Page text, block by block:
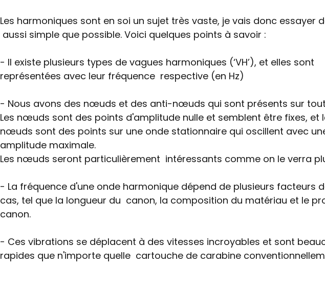
Les harmoniques sont en soi un sujet très vaste, je vais donc essayer
aussi simple que possible. Voici quelques points à savoir :
- Il existe plusieurs types de vagues harmoniques (‘VH’), et elles sont
représentées avec leur fréquence  respective (en Hz)
- Nous avons des nœuds et des anti-nœuds qui sont présents sur
Les nœuds sont des points d'amplitude nulle et semblent être fixes, et
nœuds sont des points sur une onde stationnaire qui oscillent avec
amplitude maximale.
Les nœuds seront particulièrement  intéressants comme on le verra
- La fréquence d'une onde harmonique dépend de plusieurs facteurs
cas, tel que la longueur du  canon, la composition du matériau et le
canon.
- Ces vibrations se déplacent à des vitesses incroyables et sont
rapides que n'importe quelle  cartouche de carabine